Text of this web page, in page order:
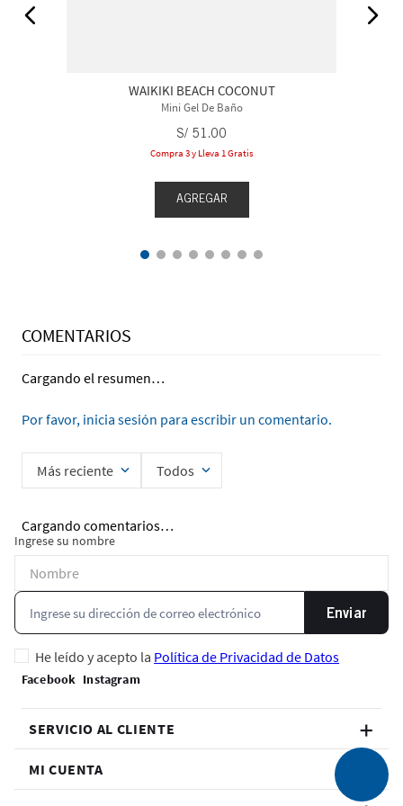
WAIKIKI BEACH COCONUT
Mini Gel De Baño
S/ 51 .00
Compra 3 y Lleva 1 Gratis
AGREGAR
COMENTARIOS
Cargando el resumen…
Por favor, inicia sesión para escribir un comentario.
Más reciente Todos
Cargando comentarios…
Ingrese su nombre
Enviar
He leído y acepto la Política de Privacidad de Datos
SERVICIO AL CLIENTE
MI CUENTA